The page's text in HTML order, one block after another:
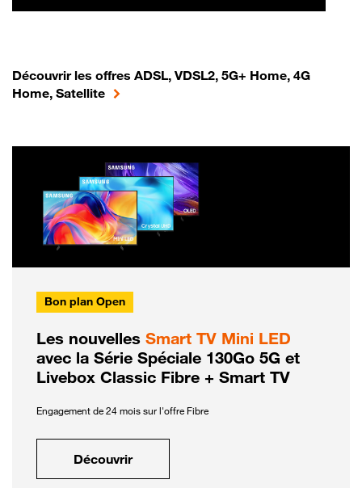
Découvrir les offres ADSL, VDSL2, 5G+ Home, 4G
Home, Satellite
Bon plan Open
Les nouvelles Smart TV Mini LED
avec la Série Spéciale 130Go 5G et
Livebox Classic Fibre + Smart TV
Engagement de 24 mois sur l'offre Fibre
Découvrir